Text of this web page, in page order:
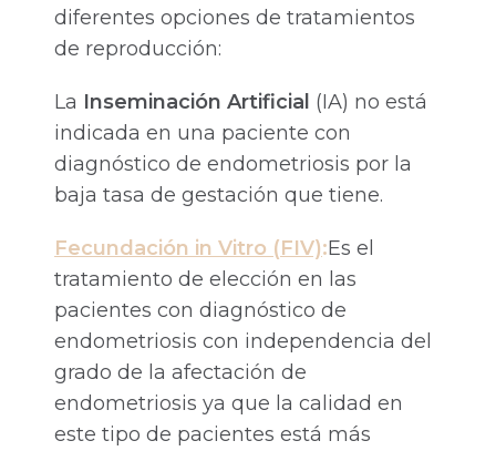
diferentes opciones de tratamientos
de reproducción:
La Inseminación Artificial (IA) no está
indicada en una paciente con
diagnóstico de endometriosis por la
baja tasa de gestación que tiene.
Fecundación in Vitro (FIV):Es el
tratamiento de elección en las
pacientes con diagnóstico de
endometriosis con independencia del
grado de la afectación de
endometriosis ya que la calidad en
este tipo de pacientes está más